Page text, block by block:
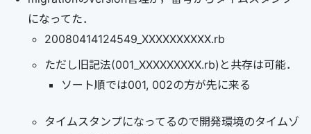
になってた．
20080414124549_XXXXXXXXXX.rb
ただし旧記法(001_XXXXXXXXX.rb)と共存は可能．
ソート順では001, 002の方が先に来る
タイムスタンプになってるので開発環境のタイムゾ